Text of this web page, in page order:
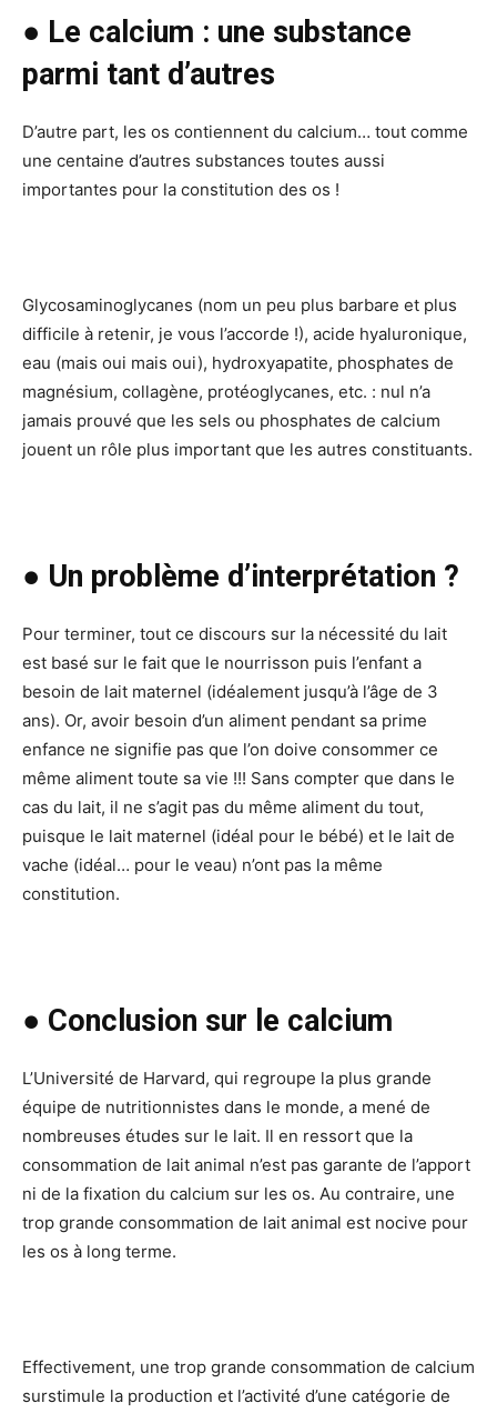
● Le calcium : une substance
parmi tant d’autres
D’autre part, les os contiennent du calcium… tout comme
une centaine d’autres substances toutes aussi
importantes pour la constitution des os !
Glycosaminoglycanes (nom un peu plus barbare et plus
difficile à retenir, je vous l’accorde !), acide hyaluronique,
eau (mais oui mais oui), hydroxyapatite, phosphates de
magnésium, collagène, protéoglycanes, etc. : nul n’a
jamais prouvé que les sels ou phosphates de calcium
jouent un rôle plus important que les autres constituants.
● Un problème d’interprétation ?
Pour terminer, tout ce discours sur la nécessité du lait
est basé sur le fait que le nourrisson puis l’enfant a
besoin de lait maternel (idéalement jusqu’à l’âge de 3
ans). Or, avoir besoin d’un aliment pendant sa prime
enfance ne signifie pas que l’on doive consommer ce
même aliment toute sa vie !!! Sans compter que dans le
cas du lait, il ne s’agit pas du même aliment du tout,
puisque le lait maternel (idéal pour le bébé) et le lait de
vache (idéal… pour le veau) n’ont pas la même
constitution.
● Conclusion sur le calcium
L’Université de Harvard, qui regroupe la plus grande
équipe de nutritionnistes dans le monde, a mené de
nombreuses études sur le lait. Il en ressort que la
consommation de lait animal n’est pas garante de l’apport
ni de la fixation du calcium sur les os. Au contraire, une
trop grande consommation de lait animal est nocive pour
les os à long terme.
Effectivement, une trop grande consommation de calcium
surstimule la production et l’activité d’une catégorie de